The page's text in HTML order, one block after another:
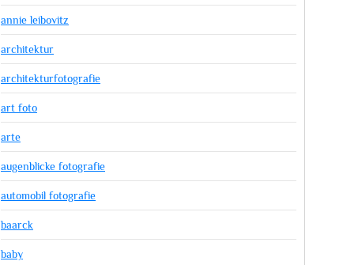
annie leibovitz
architektur
architekturfotografie
art foto
arte
augenblicke fotografie
automobil fotografie
baarck
baby